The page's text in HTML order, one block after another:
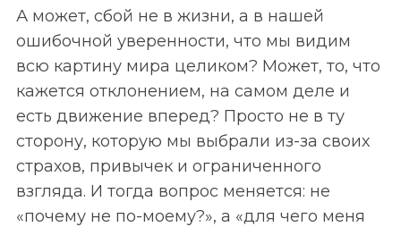
А может, сбой не в жизни, а в нашей
ошибочной уверенности, что мы видим
всю картину мира целиком? Может, то, что
кажется отклонением, на самом деле и
есть движение вперед? Просто не в ту
сторону, которую мы выбрали из-за своих
страхов, привычек и ограниченного
взгляда. И тогда вопрос меняется: не
«почему не по-моему?», а «для чего меня